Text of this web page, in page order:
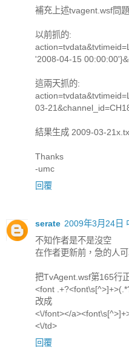
補充上述tvagent.wsf問
以前抓的:
'2008-04-15
這兩天抓的:
03-
結果生成 2009-03-
Thanks
-umc
回覆
serate 2009年3月24日
不知作者是不是沒空
在作者更新前，急的人
把TvAgent.wsf第165行
<font
改成
<\/font></
<\/td>
回覆